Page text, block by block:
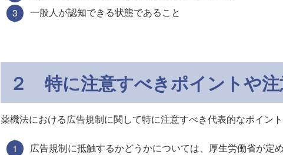
一般人が認知できる状態であること
２ 特に注意すべきポイントや注
薬機法における広告規制に関して特に注意すべき代表的なポイント
広告規制に抵触するかどうかについては、厚生労働省が定